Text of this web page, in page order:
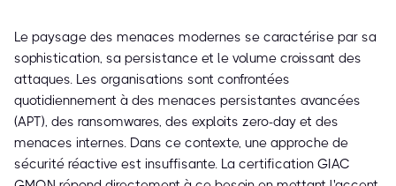
Le paysage des menaces modernes se caractérise par sa
sophistication, sa persistance et le volume croissant des
attaques. Les organisations sont confrontées
quotidiennement à des menaces persistantes avancées
(APT), des ransomwares, des exploits zero-day et des
menaces internes. Dans ce contexte, une approche de
sécurité réactive est insuffisante. La certification GIAC